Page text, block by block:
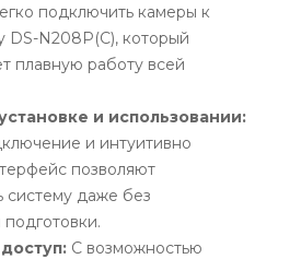
подключить камеры к
DS-N208P(C), который
плавную работу всей
и использовании:
и интуитивно
позволяют
систему даже без
С возможностью